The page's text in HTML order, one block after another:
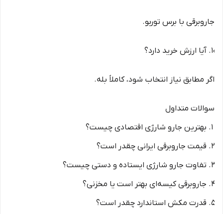
جاروبرقی با برس توربو.
آیا ارزش خرید دارد؟
اگر مطابق نیاز انتخاب شود، کاملاً بله.
سوالات متداول
بهترین جارو شارژی اقتصادی چیست؟
قیمت جاروبرقی ایرانی چقدر است؟
تفاوت جارو شارژی ایستاده و دستی چیست؟
جاروبرقی کیسه‌ای بهتر است یا مخزنی؟
قدرت مکش استاندارد چقدر است؟